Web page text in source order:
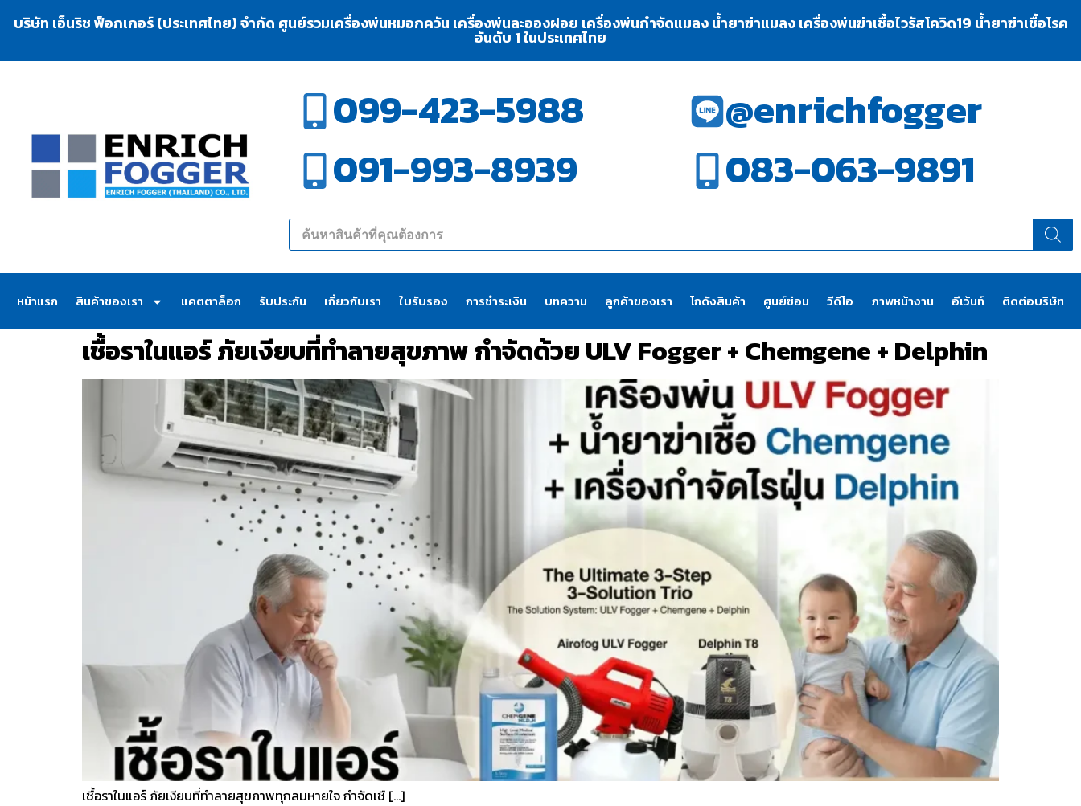
บริษัท เอ็นริช ฟ็อกเกอร์ (ประเทศไทย) จำกัด ศูนย์รวมเครื่องพ่นหมอกควัน เครื่องพ่นละอองฝอย เครื่องพ่นกำจัดแมลง น้ำยาฆ่าแมลง เครื่องพ่นฆ่าเชื้อไวรัสโควิด19 น้ำยาฆ่าเชื้อโรค
อันดับ 1 ในประเทศไทย
099-423-5988
091-993-8939
@enrichfogger
083-063-9891
หน้าแรก สินค้าของเรา แคตตาล็อก รับประกัน เกี่ยวกับเรา ใบรับรอง การชำระเงิน บทความ ลูกค้าของเรา โกดังสินค้า ศูนย์ซ่อม วีดีโอ ภาพหน้างาน อีเว้นท์ ติดต่อบริษัท
เชื้อราในแอร์ ภัยเงียบที่ทำลายสุขภาพ กำจัดด้วย ULV Fogger + Chemgene + Delphin
เชื้อราในแอร์ ภัยเงียบที่ทำลายสุขภาพทุกลมหายใจ กำจัดเชื […]